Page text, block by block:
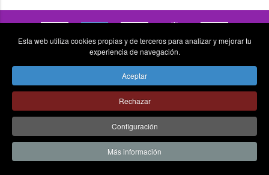
© Colegio la Asunción Ponferrada - Todos los derechos
reservados - C/ La Asunción Nº6, 24403 Ponferrada (León).
AVISO LEGAL|CANAL DE COMUNICACIÓN
POLÍTICA DE PRIVACIDAD
Esta web utiliza cookies propias y de terceros para analizar y mejorar tu
experiencia de navegación.
Aceptar
Rechazar
Configuración
Más información